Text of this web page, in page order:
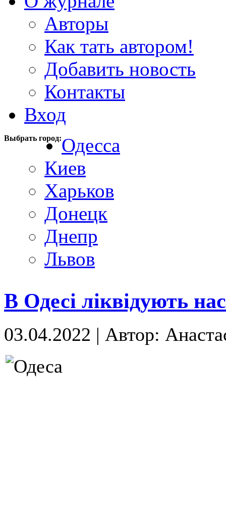
Авторы
Как тать автором!
Добавить новость
Контакты
Вход
Выбрать город:Одесса
Киев
Харьков
Донецк
Днепр
Львов
В Одесі ліквідують
03.04.2022 | Автор: